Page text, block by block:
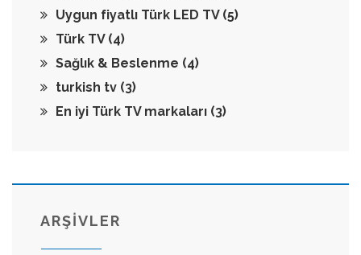
Uygun fiyatlı Türk LED TV (5)
Türk TV (4)
Sağlık & Beslenme (4)
turkish tv (3)
En iyi Türk TV markaları (3)
ARŞİVLER